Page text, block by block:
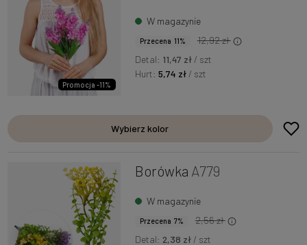
Promocja -11%
W magazynie
Przecena 11%
12,92 zł
Detal: 11,47 zł / szt
Hurt:5,74 zł / szt
Wybierz kolor
Borówka A779
W magazynie
Przecena 7%
2,56 zł
Detal: 2,38 zł/ szt